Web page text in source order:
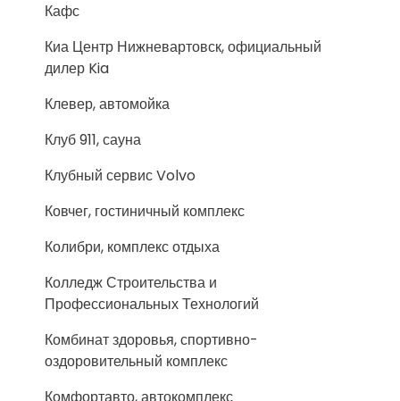
Кафс
Киа Центр Нижневартовск, официальный
дилер Kia
Клевер, автомойка
Клуб 911, сауна
Клубный сервис Volvo
Ковчег, гостиничный комплекс
Колибри, комплекс отдыха
Колледж Строительства и
Профессиональных Технологий
Комбинат здоровья, спортивно-
оздоровительный комплекс